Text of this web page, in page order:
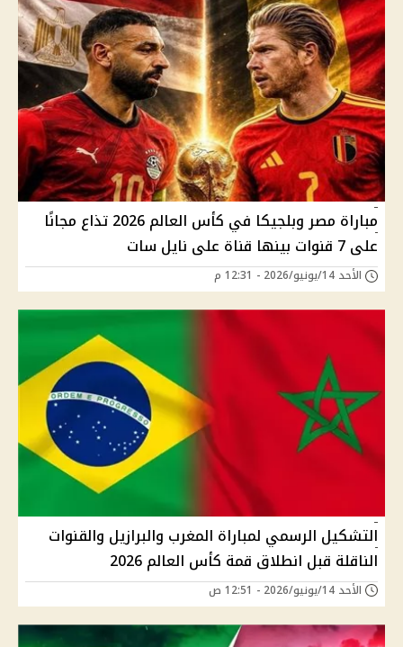
مباراة مصر وبلجيكا في كأس العالم 2026 تذاع مجانًا
على 7 قنوات بينها قناة على نايل سات
الأحد 14/يونيو/2026 - 12:31 م
التشكيل الرسمي لمباراة المغرب والبرازيل والقنوات
الناقلة قبل انطلاق قمة كأس العالم 2026
الأحد 14/يونيو/2026 - 12:51 ص